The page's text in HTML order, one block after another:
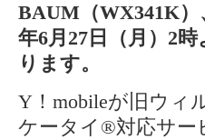
BAUM（WX341K）
年6月27日（月）2
ります。
Y！mobileが旧ウィ
ケータイ®対応サー